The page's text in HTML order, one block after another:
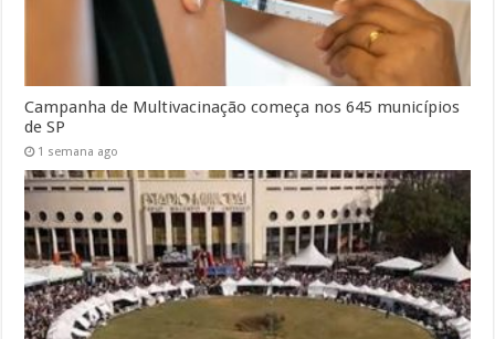
Campanha de Multivacinação começa nos 645 municípios
de SP
1 semana ago